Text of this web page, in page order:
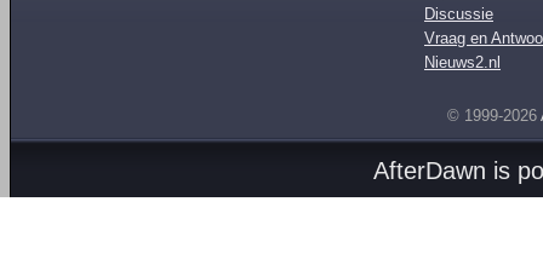
Discussie
Vraag en
Nieuws2.nl
© 1999-2026
AfterDawn is